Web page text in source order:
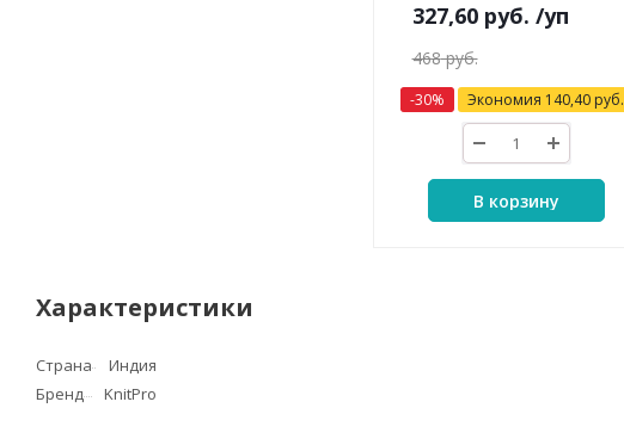
327,60руб. /уп
468руб.
-30% Экономия 140,40руб.
В корзину
Характеристики
Страна
Индия
Бренд
KnitPro